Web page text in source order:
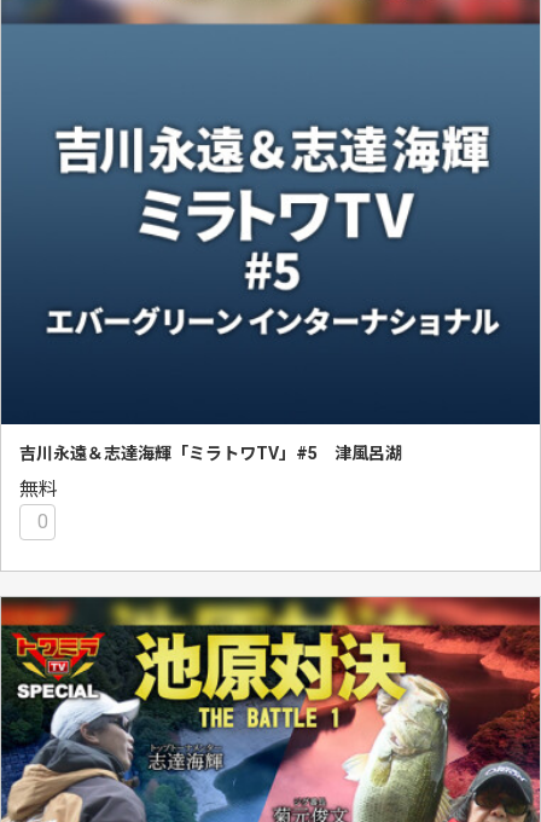
吉川永遠＆志達海輝「ミラトワTV」#5 津風呂湖
無料
0